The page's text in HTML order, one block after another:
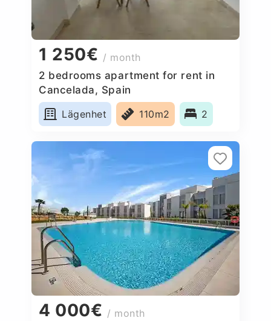
1 250€ / month
2 bedrooms apartment for rent in
Cancelada, Spain
Lägenhet
110m2 2
4 000€ / month